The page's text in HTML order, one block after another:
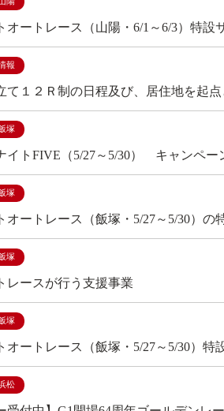
オートレース（山陽・6/1～6/3）特設
報
て１２Ｒ制の日程及び、居住地を起
塚
イトFIVE（5/27～5/30） キャンペー
塚
オートレース（飯塚・5/27～5/30）
塚
レースが行う支援事業
塚
オートレース（飯塚・5/27～5/30）特
松